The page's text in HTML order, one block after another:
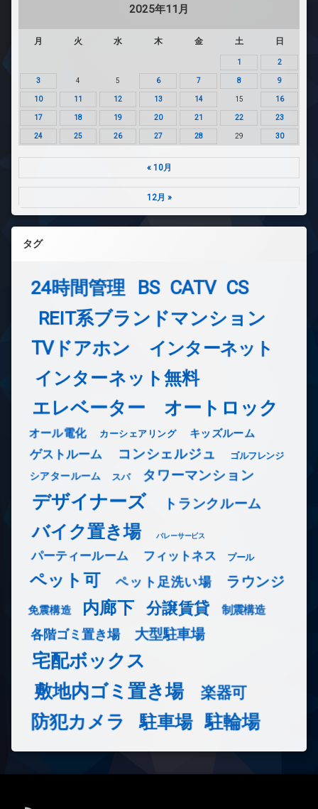
2025年11月
月 火 水 木 金 土 日
1 2
3 4 5 6 7 8 9
10 11 12 13 14 15 16
17 18 19 20 21 22 23
24 25 26 27 28 29 30
« 10月
12月 »
タグ
24時間管理 BS CATV CS
REIT系ブランドマンション
TVドアホン
インターネット
インターネット無料
エレベーター オートロック
オール電化 カーシェアリング キッズルーム
ゲストルーム コンシェルジュ ゴルフレンジ
シアタールーム スパ タワーマンション
デザイナーズ トランクルーム
バイク置き場 バレーサービス
パーティールーム フィットネス プール
ペット可 ペット足洗い場 ラウンジ
免震構造 内廊下 分譲賃貸 制震構造
各階ゴミ置き場 大型駐車場
宅配ボックス
敷地内ゴミ置き場
楽器可
防犯カメラ 駐車場 駐輪場